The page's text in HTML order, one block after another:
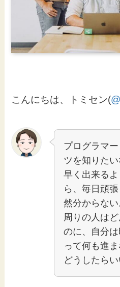
こんにちは、トミセン(
プログラマ
ツを知りた
早く出来る
ら、毎日頑
然分からない
周りの人は
のに、自分
って何も進ま
どうしたら